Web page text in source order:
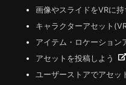
画像やスライドをVRに持
キャラクターアセット
アイテム・ロケーション
アセットを投稿しよう
ユーザーストアでアセッ